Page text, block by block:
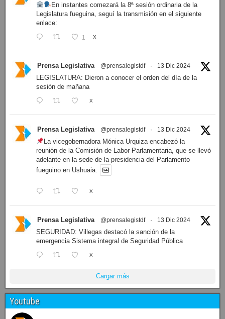
En instantes comezará la 8ª sesión ordinaria de la
Legislatura fueguina, seguí la transmisión en el siguiente
enlace:
1 X
Prensa Legislativa @prensalegistdf · 13 Dic 2024
LEGISLATURA: Dieron a conocer el orden del día de la
sesión de mañana
X
Prensa Legislativa @prensalegistdf · 13 Dic 2024
La vicegobernadora Mónica Urquiza encabezó la
reunión de la Comisión de Labor Parlamentaria, que se llevó
adelante en la sede de la presidencia del Parlamento
fueguino en Ushuaia.
X
Prensa Legislativa @prensalegistdf · 13 Dic 2024
SEGURIDAD: Villegas destacó la sanción de la
emergencia Sistema integral de Seguridad Pública
X
Cargar más
Youtube